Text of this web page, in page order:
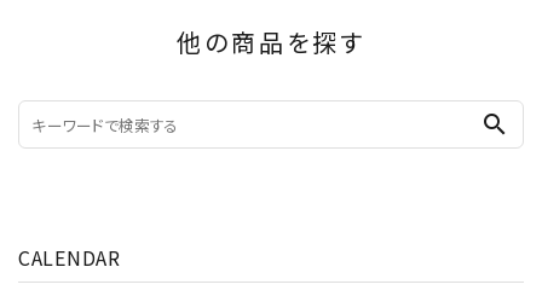
他の商品を探す
search
CALENDAR